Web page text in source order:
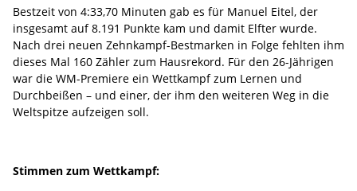
Bestzeit von 4:33,70 Minuten gab es für Manuel Eitel, der
insgesamt auf 8.191 Punkte kam und damit Elfter wurde.
Nach drei neuen Zehnkampf-Bestmarken in Folge fehlten ihm
dieses Mal 160 Zähler zum Hausrekord. Für den 26-Jährigen
war die WM-Premiere ein Wettkampf zum Lernen und
Durchbeißen – und einer, der ihm den weiteren Weg in die
Weltspitze aufzeigen soll.
Stimmen zum Wettkampf: